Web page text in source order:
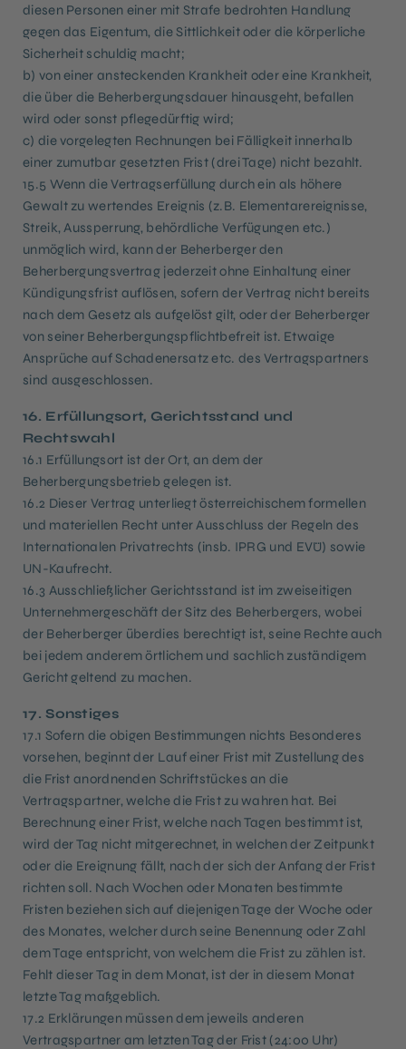
diesen Personen einer mit Strafe bedrohten Handlung
gegen das Eigentum, die Sittlichkeit oder die körperliche
Sicherheit schuldig macht;
b) von einer ansteckenden Krankheit oder eine Krankheit,
die über die Beherbergungsdauer hinausgeht, befallen
wird oder sonst pflegedürftig wird;
c) die vorgelegten Rechnungen bei Fälligkeit innerhalb
einer zumutbar gesetzten Frist (drei Tage) nicht bezahlt.
15.5 Wenn die Vertragserfüllung durch ein als höhere
Gewalt zu wertendes Ereignis (z.B. Elementarereignisse,
Streik, Aussperrung, behördliche Verfügungen etc.)
unmöglich wird, kann der Beherberger den
Beherbergungsvertrag jederzeit ohne Einhaltung einer
Kündigungsfrist auflösen, sofern der Vertrag nicht bereits
nach dem Gesetz als aufgelöst gilt, oder der Beherberger
von seiner Beherbergungspflichtbefreit ist. Etwaige
Ansprüche auf Schadenersatz etc. des Vertragspartners
sind ausgeschlossen.
16. Erfüllungsort, Gerichtsstand und
Rechtswahl
16.1 Erfüllungsort ist der Ort, an dem der
Beherbergungsbetrieb gelegen ist.
16.2 Dieser Vertrag unterliegt österreichischem formellen
und materiellen Recht unter Ausschluss der Regeln des
Internationalen Privatrechts (insb. IPRG und EVÜ) sowie
UN-Kaufrecht.
16.3 Ausschließlicher Gerichtsstand ist im zweiseitigen
Unternehmergeschäft der Sitz des Beherbergers, wobei
der Beherberger überdies berechtigt ist, seine Rechte auch
bei jedem anderem örtlichem und sachlich zuständigem
Gericht geltend zu machen.
17. Sonstiges
17.1 Sofern die obigen Bestimmungen nichts Besonderes
vorsehen, beginnt der Lauf einer Frist mit Zustellung des
die Frist anordnenden Schriftstückes an die
Vertragspartner, welche die Frist zu wahren hat. Bei
Berechnung einer Frist, welche nach Tagen bestimmt ist,
wird der Tag nicht mitgerechnet, in welchen der Zeitpunkt
oder die Ereignung fällt, nach der sich der Anfang der Frist
richten soll. Nach Wochen oder Monaten bestimmte
Fristen beziehen sich auf diejenigen Tage der Woche oder
des Monates, welcher durch seine Benennung oder Zahl
dem Tage entspricht, von welchem die Frist zu zählen ist.
Fehlt dieser Tag in dem Monat, ist der in diesem Monat
letzte Tag maßgeblich.
17.2 Erklärungen müssen dem jeweils anderen
Vertragspartner am letzten Tag der Frist (24:00 Uhr)